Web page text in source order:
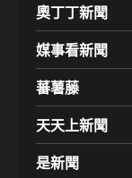
奧丁丁新聞
媒事看新聞
蕃薯藤
天天上新聞
是新聞